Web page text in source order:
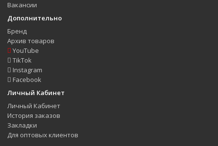
Вакансии
Дополнительно
Бренд
Архив товаров
YouTube
TikTok
Instagram
Facebook
Личный Кабинет
Личный Кабинет
История заказов
Закладки
Для оптовых клиентов